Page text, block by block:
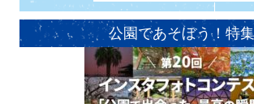
公園であそぼう！特集